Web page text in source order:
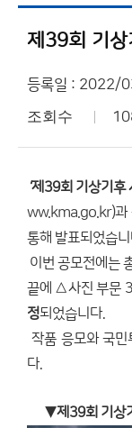
등록일 : 2022/
조회수
‘제39회 기상기후
ww.kma.go.kr)과
통해 발표되었습
이번 공모전에는
끝에 △사진 부문
정되었습니다.
작품 응모와 국민
다.
▼제39회 기상